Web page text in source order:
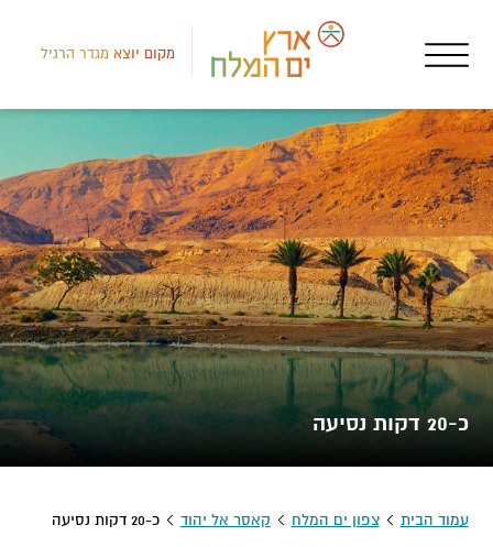
מקום יוצא מגדר הרגיל
כ-20 דקות נסיעה
עמוד הבית צפון ים המלח קאסר אל יהוד כ-20 דקות נסיעה
לב